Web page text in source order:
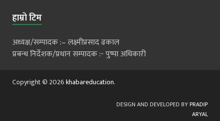
हाम्रो टिम
अध्यक्ष/सम्पादक :– लक्ष्मीप्रसाद ढकाल
प्रबन्ध निर्देशक/प्रधान सम्पादक :- पुष्पा अधिकारी
Copyright © 2026khabareducation.
DESIGN AND DEVELOPED BYPRADIP
ARYAL